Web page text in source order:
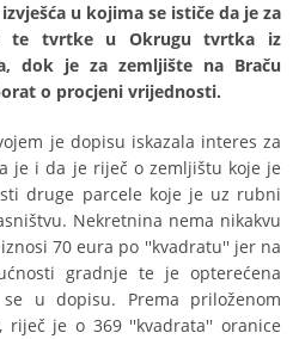
u kojima se ističe da je za
te tvrtke u Okrugu tvrtka iz
dok je za zemljište na Braču
o procjeni vrijednosti.
je dopisu iskazala interes za
je i da je riječ o zemljištu koje je
druge parcele koje je uz rubni
Nekretnina nema nikakvu
70 eura po ''kvadratu'' jer na
gradnje te je opterećena
u dopisu. Prema priloženom
riječ je o 369 ''kvadrata'' oranice